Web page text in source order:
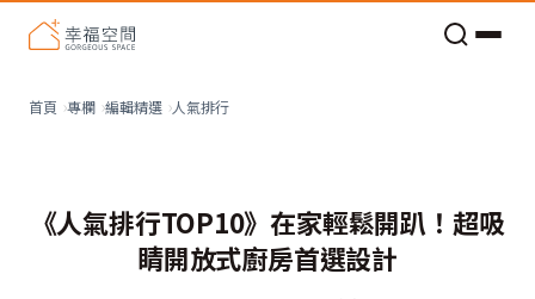
首頁 專欄 編輯精選 人氣排行
《人氣排行TOP10》在家輕鬆開趴！超吸
睛開放式廚房首選設計